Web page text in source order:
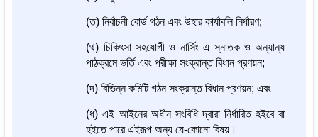
(ত) নির্বাচনী বোর্ড গঠন এবং উহার কার্যাবলি নির্ধারণ;
(থ) চিকিৎসা সহযোগী ও নার্সিং এ স্নাতক ও অন্যান্য
পাঠক্রমে ভর্তি এবং পরীক্ষা সংক্রান্ত বিধান প্রণয়ন;
(দ) বিভিন্ন কমিটি গঠন সংক্রান্ত বিধান প্রণয়ন; এবং
(ধ) এই আইনের অধীন সংবিধি দ্বারা নির্ধারিত হইবে বা
হইতে পারে এইরূপ অন্য যে-কোনো বিষয়।